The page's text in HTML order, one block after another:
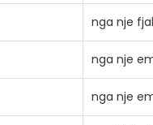
nga nje
nga nje
nga nje